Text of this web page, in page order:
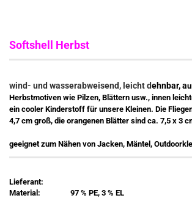
Softshell Herbst
wind- und wasserabweisend, leicht dehnbar, a
Herbstmotiven wie Pilzen, Blättern usw., innen
ein cooler Kinderstoff für unsere Kleinen. Die
4,7 cm groß, die orangenen Blätter sind ca. 7,5 x 3
geeignet zum Nähen von Jacken, Mäntel,
Lieferant:
Material:
97 % PE, 3 % EL